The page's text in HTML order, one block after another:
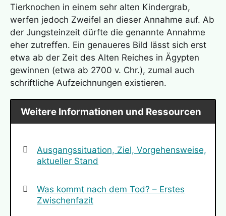
Tierknochen in einem sehr alten Kindergrab,
werfen jedoch Zweifel an dieser Annahme auf. Ab
der Jungsteinzeit dürfte die genannte Annahme
eher zutreffen. Ein genaueres Bild lässt sich erst
etwa ab der Zeit des Alten Reiches in Ägypten
gewinnen (etwa ab 2700 v. Chr.), zumal auch
schriftliche Aufzeichnungen existieren.
Weitere Informationen und Ressourcen
Ausgangssituation, Ziel, Vorgehensweise,
aktueller Stand
Was kommt nach dem Tod? – Erstes
Zwischenfazit